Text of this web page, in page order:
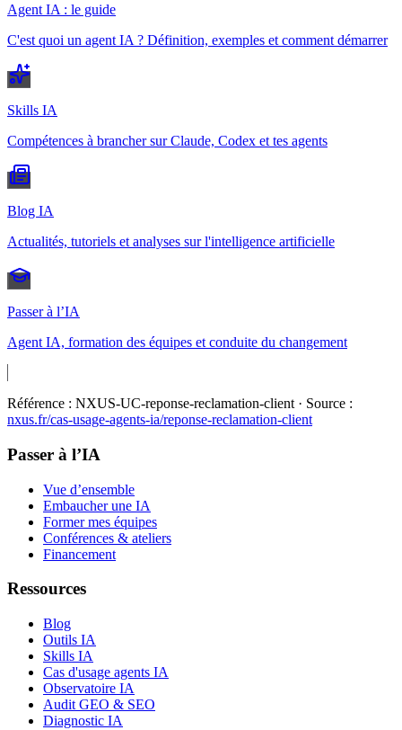
Agent IA : le guide
C'est quoi un agent IA ? Définition, exemples et comment démarrer
Skills IA
Compétences à brancher sur Claude, Codex et tes agents
Blog IA
Actualités, tutoriels et analyses sur l'intelligence artificielle
Passer à l’IA
Agent IA, formation des équipes et conduite du changement
Référence : NXUS-UC-reponse-reclamation-client · Source :
nxus.fr/cas-usage-agents-ia/reponse-reclamation-client
Passer à l’IA
Vue d’ensemble
Embaucher une IA
Former mes équipes
Conférences & ateliers
Financement
Ressources
Blog
Outils IA
Skills IA
Cas d'usage agents IA
Observatoire IA
Audit GEO & SEO
Diagnostic IA